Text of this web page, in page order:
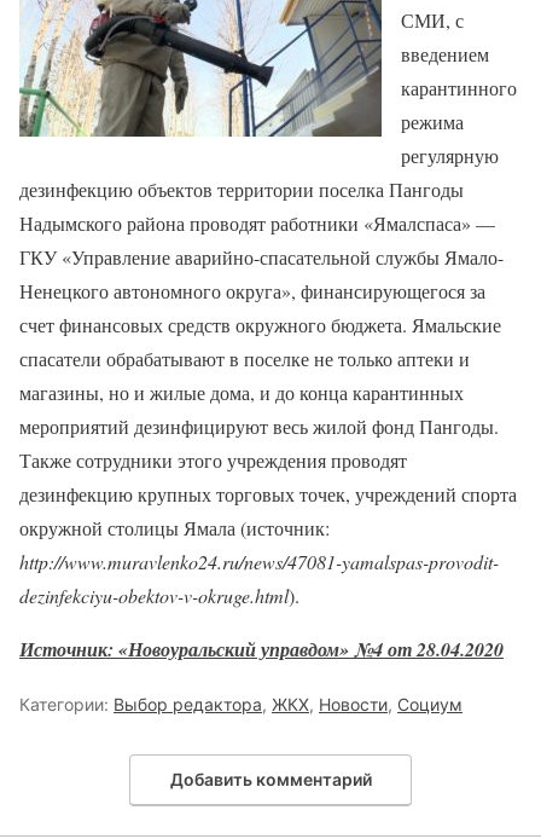
СМИ, с
введением
карантинного
режима
регулярную
дезинфекцию объектов территории поселка Пангоды
Надымского района проводят работники «Ямалспаса» —
ГКУ «Управление аварийно-спасательной службы Ямало-
Ненецкого автономного округа», финансирующегося за
счет финансовых средств окружного бюджета. Ямальские
спасатели обрабатывают в поселке не только аптеки и
магазины, но и жилые дома, и до конца карантинных
мероприятий дезинфицируют весь жилой фонд Пангоды.
Также сотрудники этого учреждения проводят
дезинфекцию крупных торговых точек, учреждений спорта
окружной столицы Ямала (источник:
http://www.muravlenko24.ru/news/47081-yamalspas-provodit-
dezinfekciyu-obektov-v-okruge.html).
Источник: «Новоуральский управдом» №4 от 28.04.2020
Категории: Выбор редактора, ЖКХ, Новости, Социум
Добавить комментарий